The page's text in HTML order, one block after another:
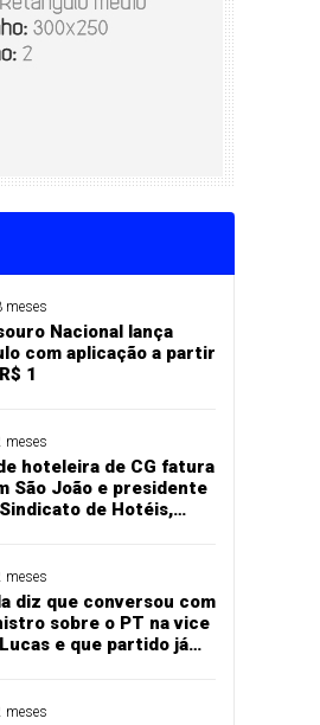
meses
Nacional lança
com aplicação a partir
1
meses
hoteleira de CG fatura
São João e presidente
de Hotéis,
meses
diz que conversou com
sobre o PT na vice
e que partido já
meses